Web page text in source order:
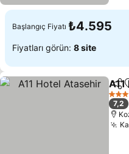
Başlangıç Fiyatı ₺4.595
Fiyatları görün: 8 site
4
7,2